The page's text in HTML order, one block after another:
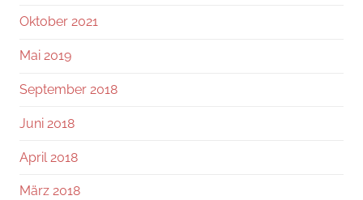
Oktober 2021
Mai 2019
September 2018
Juni 2018
April 2018
März 2018